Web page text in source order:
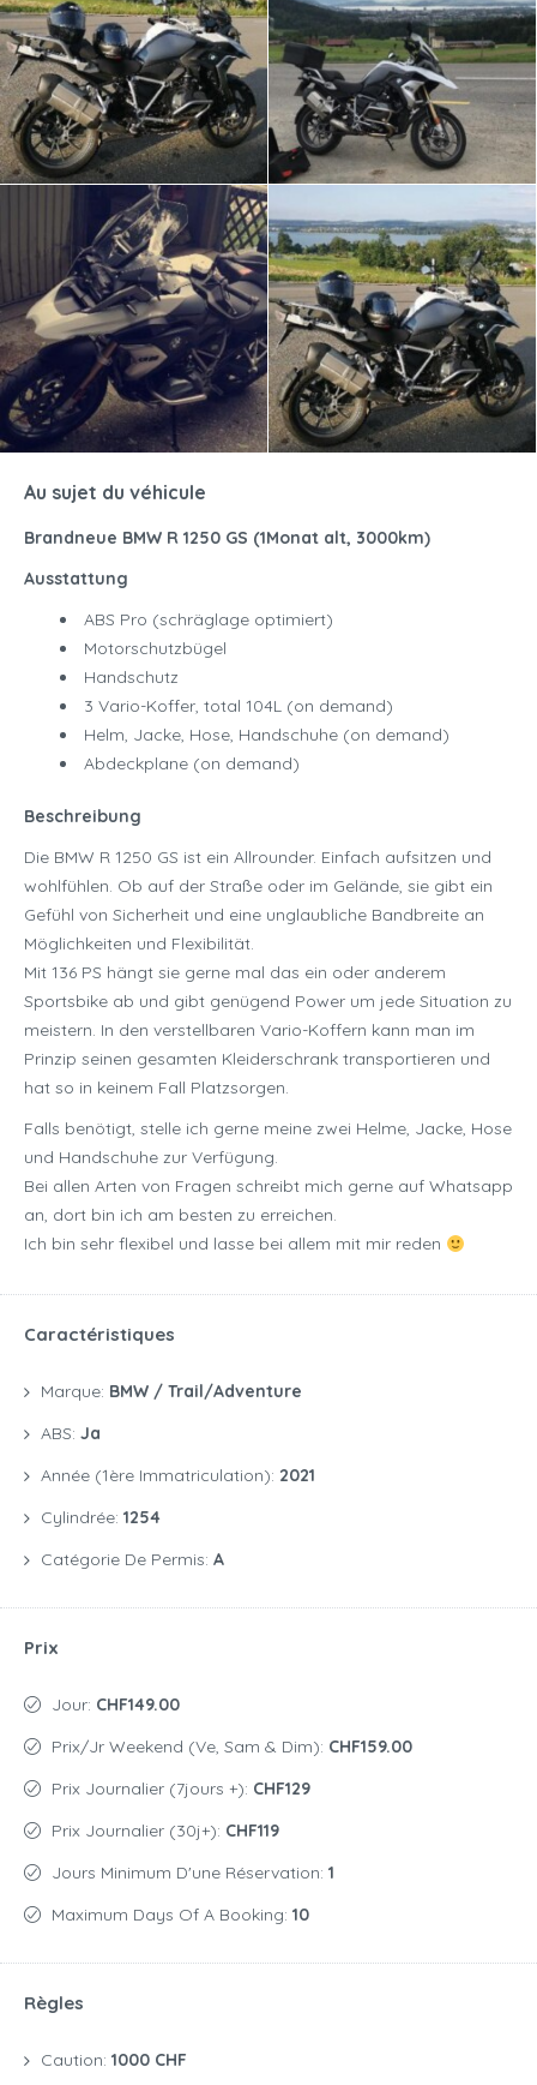
Au sujet du véhicule
Brandneue BMW R 1250 GS (1Monat alt, 3000km)
Ausstattung
ABS Pro (schräglage optimiert)
Motorschutzbügel
Handschutz
3 Vario-Koffer, total 104L (on demand)
Helm, Jacke, Hose, Handschuhe (on demand)
Abdeckplane (on demand)
Beschreibung
Die BMW R 1250 GS ist ein Allrounder. Einfach aufsitzen und
wohlfühlen. Ob auf der Straße oder im Gelände, sie gibt ein
Gefühl von Sicherheit und eine unglaubliche Bandbreite an
Möglichkeiten und Flexibilität.
Mit 136 PS hängt sie gerne mal das ein oder anderem
Sportsbike ab und gibt genügend Power um jede Situation zu
meistern. In den verstellbaren Vario-Koffern kann man im
Prinzip seinen gesamten Kleiderschrank transportieren und
hat so in keinem Fall Platzsorgen.
Falls benötigt, stelle ich gerne meine zwei Helme, Jacke, Hose
und Handschuhe zur Verfügung.
Bei allen Arten von Fragen schreibt mich gerne auf Whatsapp
an, dort bin ich am besten zu erreichen.
Ich bin sehr flexibel und lasse bei allem mit mir reden
Caractéristiques
Marque: BMW / Trail/Adventure
ABS: Ja
Année (1ère Immatriculation): 2021
Cylindrée: 1254
Catégorie De Permis: A
Prix
Jour: CHF149.00
Prix/jr Weekend (Ve, Sam & Dim): CHF159.00
Prix Journalier (7jours +): CHF129
Prix Journalier (30j+): CHF119
Jours Minimum D'une Réservation: 1
Maximum Days Of A Booking: 10
Règles
Caution: 1000 CHF